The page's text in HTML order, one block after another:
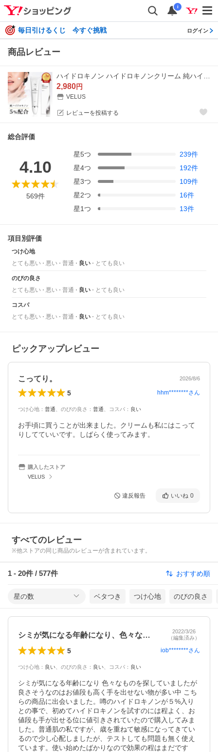
i
毎日引けるくじ 今すぐ挑戦 ログイン
商品レビュー
2,980円
VELUS
レビューを投稿する
総合評価
4.10
569件
星5つ 239件
星4つ 192件
星3つ 109件
星2つ 16件
星1つ 13件
項目別評価
つけ心地
とても悪い
悪い 普通 良い とても良い
のびの良さ
とても悪い
悪い 普通 良い とても良い
コスパ
とても悪い
悪い 普通 良い とても良い
ピックアップレビュー
こってり。 2026/8/6
5 hhm********さん
つけ心地 ： 普通 のびの良さ ： 普通 コスパ ： 良い
お手頃に買うことが出来ました。クリームも私にはこって
りしてていいです。しばらく使ってみます。
購入したストア
VELUS
違反報告 いいね 0
すべてのレビュー
※他ストアの同じ商品のレビューが含まれています。
1 - 20件 / 577件 おすすめ順
星の数 ベタつき つけ心地 のびの良さ
シミが気になる年齢になり、色々なものを…
2022/3/26
（編集済み）
5 iob********さん
つけ心地 ： 良い のびの良さ ： 良い コスパ ： 良い
シミが気になる年齢になり 色々なものを探していましたが
良さそうなのはお値段も高く手を出せない物が多い中 こち
らの商品に出会いました。噂のハイドロキノンが５%入り
との事で、初めてハイドロキノンを試すのには程よく、お
値段も手が出せる位に値引きされていたので購入してみま
した。普通肌の私ですが、歳を重ねて敏感になってきてい
るので少し心配しましたが、テストしても問題も無く使え
ています。使い始めたばかりなので効果の程はまだです